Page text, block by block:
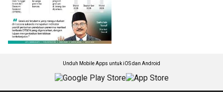
Unduh Mobile Apps untuk iOS dan Android